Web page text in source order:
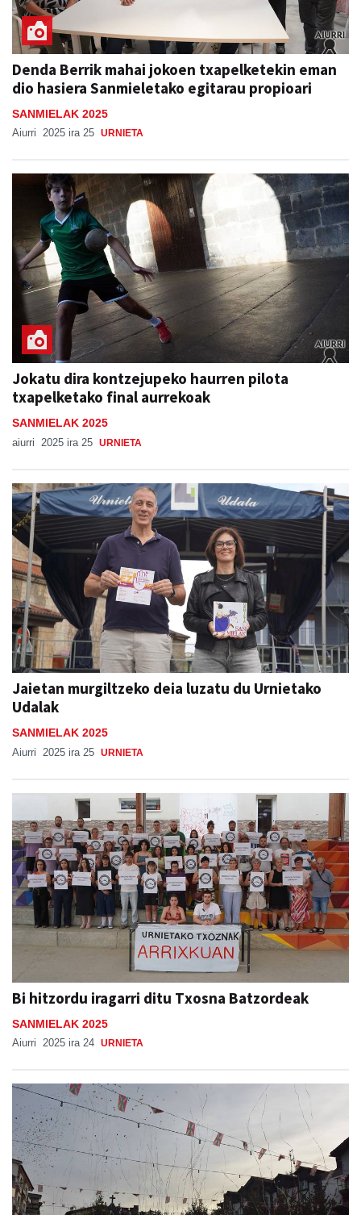
Denda Berrik mahai jokoen txapelketekin eman
dio hasiera Sanmieletako egitarau propioari
SANMIELAK 2025
Aiurri 2025 ira 25 URNIETA
Jokatu dira kontzejupeko haurren pilota
txapelketako final aurrekoak
SANMIELAK 2025
aiurri 2025 ira 25 URNIETA
Jaietan murgiltzeko deia luzatu du Urnietako
Udalak
SANMIELAK 2025
Aiurri 2025 ira 25 URNIETA
Bi hitzordu iragarri ditu Txosna Batzordeak
SANMIELAK 2025
Aiurri 2025 ira 24 URNIETA